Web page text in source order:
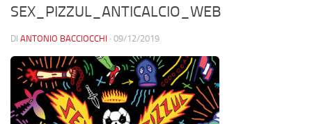
SEX_PIZZUL_ANTICALCIO_WEB
DI ANTONIO BACCIOCCHI · 09/12/2019